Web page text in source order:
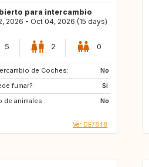
para intercambio
2026 - Oct 04, 2026 (15 days)
5 2 0
de Coches:
No
fumar?:
Si
de animales :
No
Ver DE7848